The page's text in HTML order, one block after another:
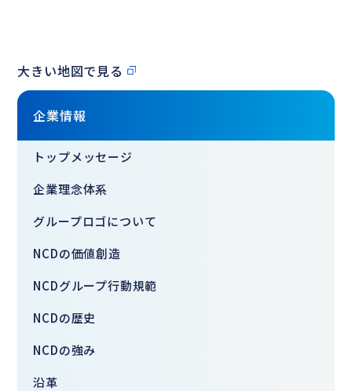
大きい地図で見る
企業情報
トップメッセージ
企業理念体系
グループロゴについて
NCDの価値創造
NCDグループ行動規範
NCDの歴史
NCDの強み
沿革